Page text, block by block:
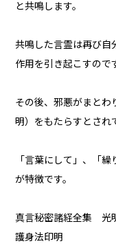
と共鳴します。
共鳴した言霊は再び自
作用を引き起こすので
その後、邪悪がまとわ
明）をもたらすとされ
「言葉にして」、「
が特徴です。
真言秘密諸経全集 光
護身法印明